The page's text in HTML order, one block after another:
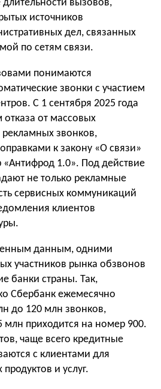
вызовов,
источников
дел, связанных
по сетям связи.
понимаются
звонки с участием
С 1 сентября 2025 года
от массовых
звонков,
к закону «О связи»
«Антифрод 1.0». Под действие
не только рекламные
сервисных коммуникаций
клиентов
данным, одними
участников рынка обзвонов
банки страны. Так,
Сбербанк ежемесячно
до 120 млн звонков,
млн приходится на номер 900.
чаще всего кредитные
с клиентами для
и услуг.